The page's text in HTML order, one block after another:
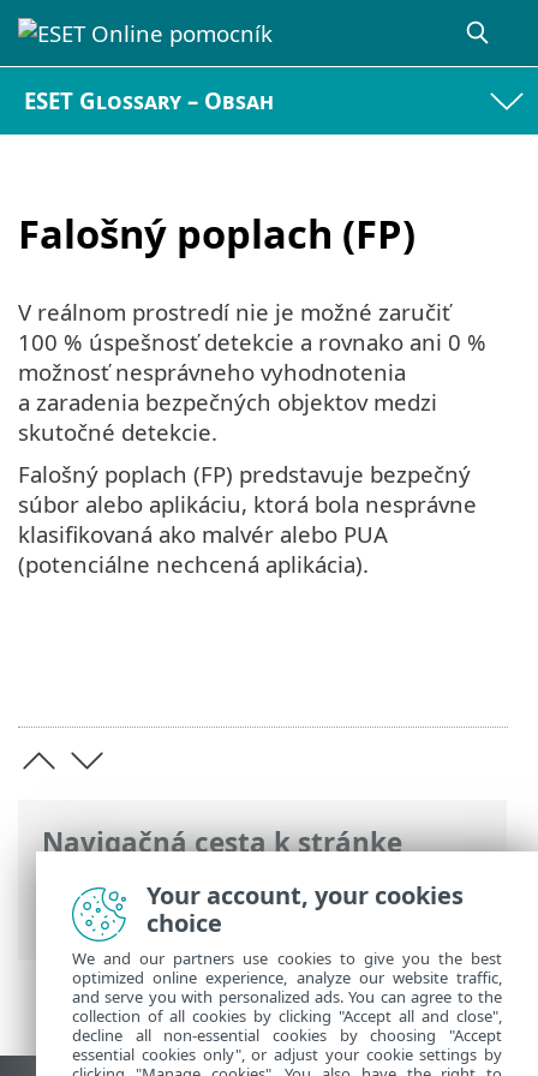
ESET Glossary – Obsah
Falošný poplach (FP)
Navigačná cesta k stránke
ESET Online pomocník> ESET Glossary>
Detekcie > Falošný poplach (FP)
V reálnom prostredí nie je možné zaručiť
100 % úspešnosť detekcie a rovnako ani 0 %
možnosť nesprávneho vyhodnotenia
a zaradenia bezpečných objektov medzi
skutočné detekcie.
Falošný poplach (FP) predstavuje bezpečný
súbor alebo aplikáciu, ktorá bola nesprávne
klasifikovaná ako malvér alebo PUA
(potenciálne nechcená aplikácia).
Your account, your cookies
choice
We and our partners use cookies to give you the best
optimized online experience, analyze our website traffic,
and serve you with personalized ads. You can agree to the
collection of all cookies by clicking "Accept all and close",
decline all non-essential cookies by choosing "Accept
essential cookies only", or adjust your cookie settings by